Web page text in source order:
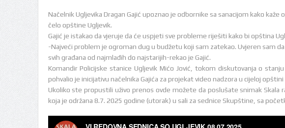
Načelnik Ugljevika Dragan Gajić upoznao je odbornike sa sanacijom kako
čelo opštine Ugljevik.
Gajić je istakao da vjeruje da će uspjeti sve probleme riješiti kako bi opština
-Najveći problem je ogroman dug u budžetu koji sam zatekao. Uvjeren sam
svih građana od najmlađih do najstarijih-rekao je Gajić.
Komandir Policijske stanice Ugljevik Mićo Jović, tokom diskutovanja o
pohvalio je inicijativu načelnika Gajića za projekat video nadzora u cijeloj opštini
Ukoliko ste propustili uživo prenos ovde možete da poslušate snimak Skala
koja je održana 8.7. 2025 godine (utorak) u sali za sednice Skupštine, sa